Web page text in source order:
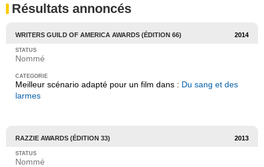
Résultats annoncés
WRITERS GUILD OF AMERICA AWARDS (ÉDITION 66) 2014
Nommé
Meilleur scénario adapté pour un film dans : Du sang et des
larmes
RAZZIE AWARDS (ÉDITION 33) 2013
Nommé